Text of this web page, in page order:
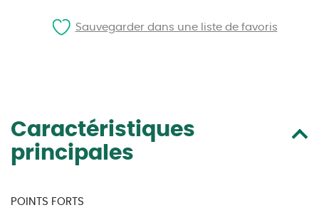
Caractéristiques
principales
POINTS FORTS
Sauvegarder dans une liste de favoris